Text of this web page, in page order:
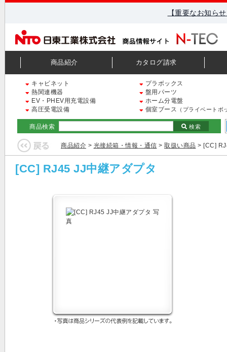
【重要なお知ら
商品紹介 カタログ請求
キャビネット
プラボックス
熱関連機器
盤用パーツ
EV・PHEV用充電設備
ホーム分電盤
高圧受電設備
個室ブース （プライベートボ
商品検索 検索
商品紹介 > 光接続箱・情報・通信 > 取扱い商品 > [CC]
[CC] RJ45 JJ中継アダプタ